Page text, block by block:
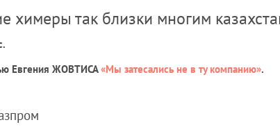
химеры так близки многим
Евгения ЖОВТИСА«Мы затесались не в ту компанию».